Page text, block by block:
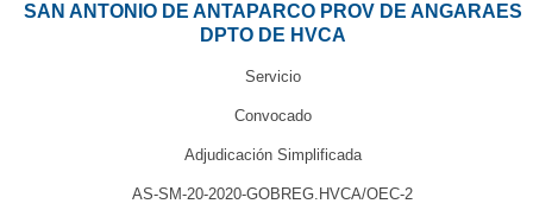
SAN ANTONIO DE ANTAPARCO PROV DE ANGARAES
DPTO DE HVCA
Servicio
Convocado
Adjudicación Simplificada
AS-SM-20-2020-GOBREG.HVCA/OEC-2